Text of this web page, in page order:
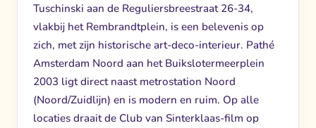
Tuschinski aan de Reguliersbreestraat 26-34,
vlakbij het Rembrandtplein, is een belevenis op
zich, met zijn historische art-deco-interieur. Pathé
Amsterdam Noord aan het Buikslotermeerplein
2003 ligt direct naast metrostation Noord
(Noord/Zuidlijn) en is modern en ruim. Op alle
locaties draait de Club van Sinterklaas-film op